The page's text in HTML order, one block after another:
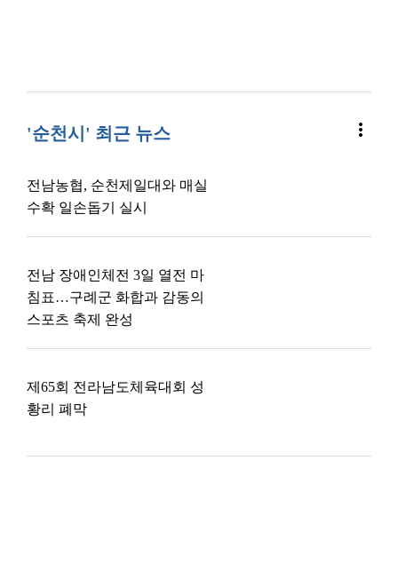
'순천시' 최근 뉴스 more_vert
전남농협, 순천제일대와 매실
수확 일손돕기 실시
전남 장애인체전 3일 열전 마
침표…구례군 화합과 감동의
스포츠 축제 완성
제65회 전라남도체육대회 성
황리 폐막